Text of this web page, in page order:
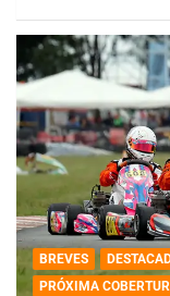
BREVES
PRÓXIMA